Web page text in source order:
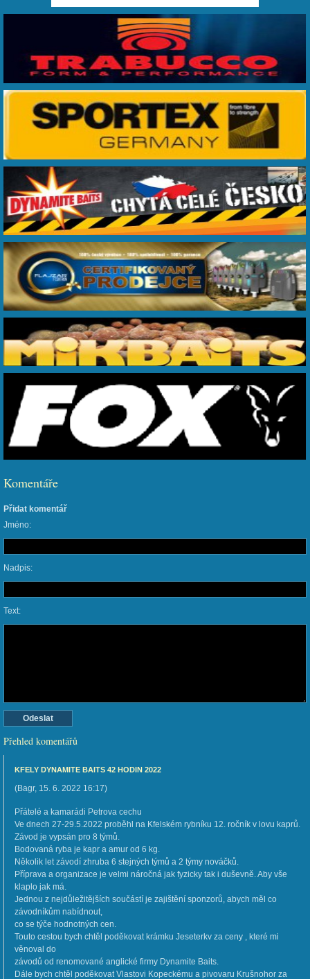
Komentáře
Přidat komentář
Jméno:
Nadpis:
Text:
Přehled komentářů
KFELY DYNAMITE BAITS 42 HODIN 2022
(Bagr, 15. 6. 2022 16:17)
Přátelé a kamarádi Petrova cechu
Ve dnech 27-29.5.2022 proběhl na Kfelském rybníku 12. ročník v lovu kaprů.
Závod je vypsán pro 8 týmů.
Bodovaná ryba je kapr a amur od 6 kg.
Několik let závodí zhruba 6 stejných týmů a 2 týmy nováčků.
Příprava a organizace je velmi náročná jak fyzicky tak i duševně. Aby vše
klaplo jak má.
Jednou z nejdůležitějších součástí je zajištění sponzorů, abych měl co
závodníkům nabídnout,
co se týče hodnotných cen.
Touto cestou bych chtěl poděkovat krámku Jeseterkv za ceny , které mi
věnoval do
závodů od renomované anglické firmy Dynamite Baits.
Dále bych chtěl poděkovat Vlastovi Kopeckému a pivovaru Krušnohor za